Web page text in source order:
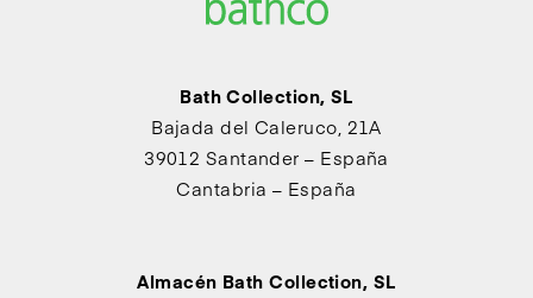
Bath Collection, SL
Bajada del Caleruco, 21A
39012 Santander – España
Cantabria – España
Almacén Bath Collection, SL